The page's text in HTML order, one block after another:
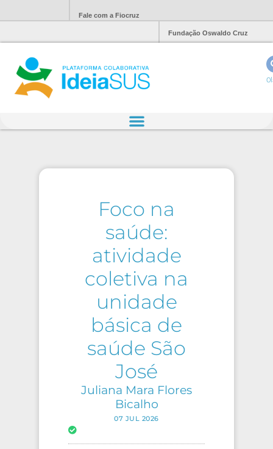
Fale com a Fiocruz
Fundação Oswaldo Cruz
Foco na
saúde:
atividade
coletiva na
unidade
básica de
saúde São
José
Juliana Mara Flores
Bicalho
07 JUL 2026